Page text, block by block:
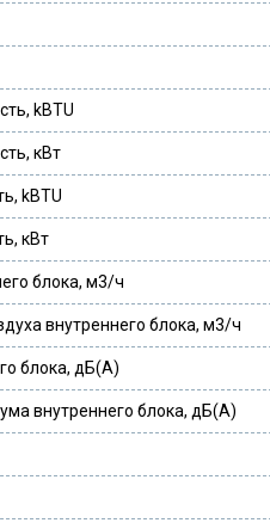
kBTU
кВт
kBTU
кВт
блока, м3/ч
внутреннего блока, м3/ч
блока, дБ(А)
внутреннего блока, дБ(А)